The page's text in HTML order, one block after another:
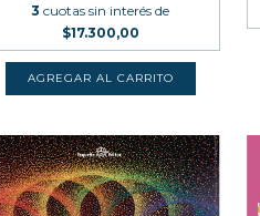
3 cuotas sin interés de
$17.300,00